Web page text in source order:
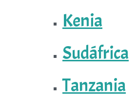
Kenia
Sudáfrica
Tanzania